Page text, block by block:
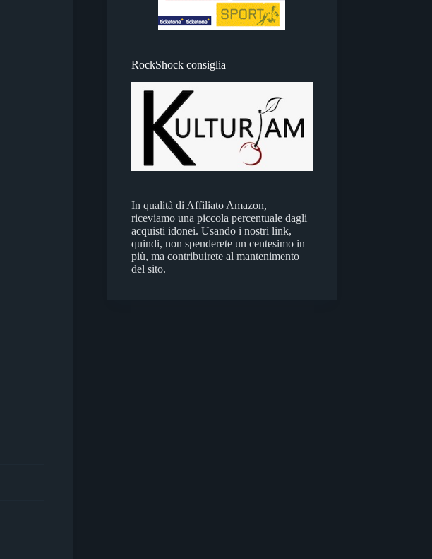
RockShock consiglia
In qualità di Affiliato Amazon,
riceviamo una piccola percentuale dagli
acquisti idonei. Usando i nostri link,
quindi, non spenderete un centesimo in
più, ma contribuirete al mantenimento
del sito.